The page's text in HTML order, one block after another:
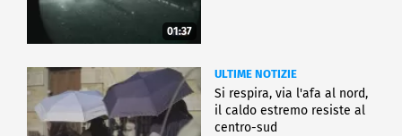
01:37
ULTIME NOTIZIE
Si respira, via l'afa al nord,
il caldo estremo resiste al
centro-sud